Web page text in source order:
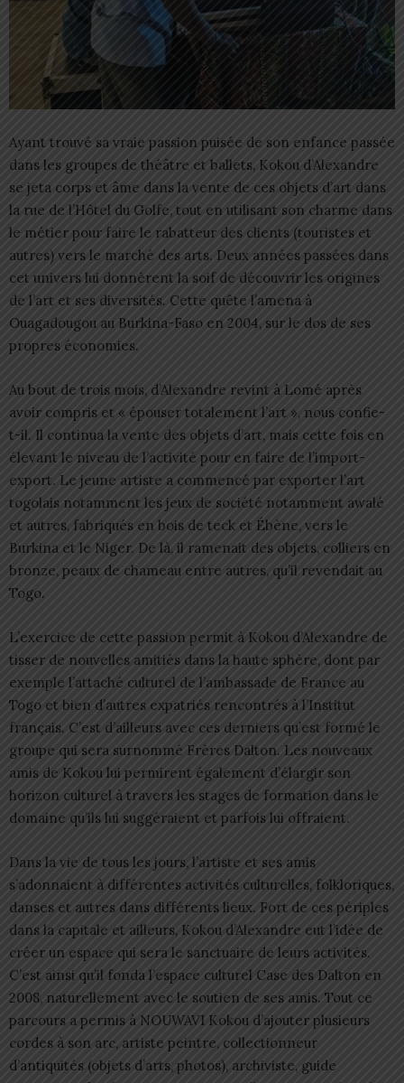
Ayant trouvé sa vraie passion puisée de son enfance passée
dans les groupes de théâtre et ballets, Kokou d’Alexandre
se jeta corps et âme dans la vente de ces objets d’art dans
la rue de l’Hôtel du Golfe, tout en utilisant son charme dans
le métier pour faire le rabatteur des clients (touristes et
autres) vers le marché des arts. Deux années passées dans
cet univers lui donnèrent la soif de découvrir les origines
de l’art et ses diversités. Cette quête l’amena à
Ouagadougou au Burkina-Faso en 2004, sur le dos de ses
propres économies.
Au bout de trois mois, d’Alexandre revint à Lomé après
avoir compris et « épouser totalement l’art », nous confie-
t-il. Il continua la vente des objets d’art, mais cette fois en
élevant le niveau de l’activité pour en faire de l’import-
export. Le jeune artiste a commencé par exporter l’art
togolais notamment les jeux de société notamment awalé
et autres, fabriqués en bois de teck et Ébène, vers le
Burkina et le Niger. De là, il ramenait des objets, colliers en
bronze, peaux de chameau entre autres, qu’il revendait au
Togo.
L’exercice de cette passion permit à Kokou d’Alexandre de
tisser de nouvelles amitiés dans la haute sphère, dont par
exemple l’attaché culturel de l’ambassade de France au
Togo et bien d’autres expatriés rencontrés à l’Institut
français. C’est d’ailleurs avec ces derniers qu’est formé le
groupe qui sera surnommé Frères Dalton. Les nouveaux
amis de Kokou lui permirent également d’élargir son
horizon culturel à travers les stages de formation dans le
domaine qu’ils lui suggéraient et parfois lui offraient.
Dans la vie de tous les jours, l’artiste et ses amis
s’adonnaient à différentes activités culturelles, folkloriques,
danses et autres dans différents lieux. Fort de ces périples
dans la capitale et ailleurs, Kokou d’Alexandre eut l’idée de
créer un espace qui sera le sanctuaire de leurs activités.
C’est ainsi qu’il fonda l’espace culturel Case des Dalton en
2008, naturellement avec le soutien de ses amis. Tout ce
parcours a permis à NOUWAVI Kokou d’ajouter plusieurs
cordes à son arc, artiste peintre, collectionneur
d’antiquités (objets d’arts, photos), archiviste, guide